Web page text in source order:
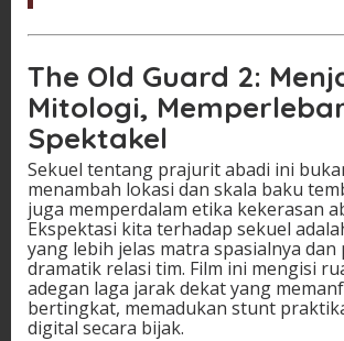
The Old Guard 2:
Mitologi,
Spektakel
Sekuel tentang prajurit abadi ini
menambah lokasi dan skala baku
juga memperdalam etika kekerasan
Ekspektasi kita terhadap sekuel
yang lebih jelas matra spasialnya
dramatik relasi tim. Film ini mengisi
adegan laga jarak dekat yang
bertingkat, memadukan stunt
digital secara bijak.